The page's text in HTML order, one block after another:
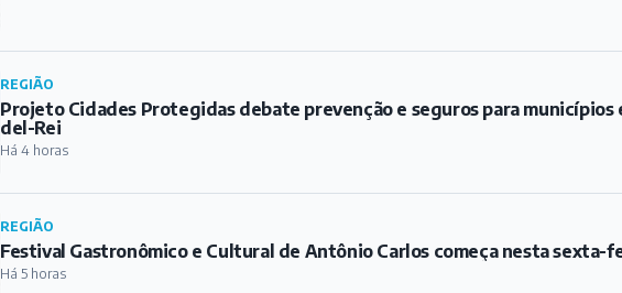
REGIÃO
Projeto Cidades Protegidas debate prevenção e seguros para municípios
del-Rei
Há 4 horas
REGIÃO
Festival Gastronômico e Cultural de Antônio Carlos começa nesta sexta-
Há 5 horas